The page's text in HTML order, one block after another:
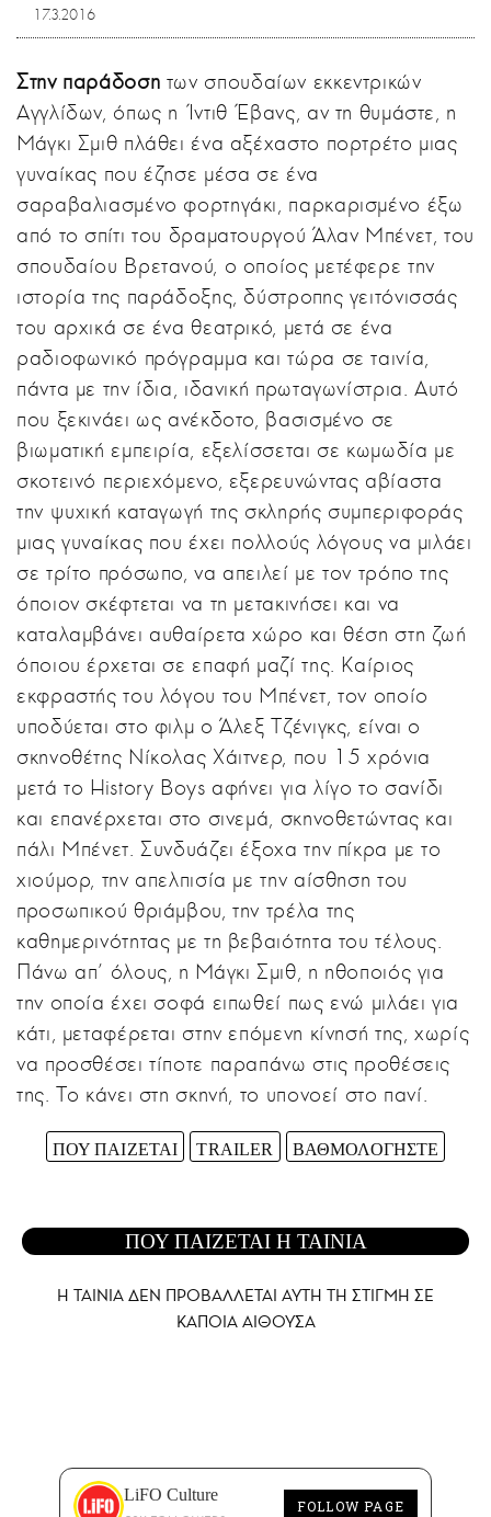
17.3.2016
Στην παράδοση των σπουδαίων εκκεντρικών
Αγγλίδων, όπως η Ίντιθ Έβανς, αν τη θυμάστε, η
Μάγκι Σμιθ πλάθει ένα αξέχαστο πορτρέτο μιας
γυναίκας που έζησε μέσα σε ένα
σαραβαλιασμένο φορτηγάκι, παρκαρισμένο έξω
από το σπίτι του δραματουργού Άλαν Μπένετ, του
σπουδαίου Βρετανού, ο οποίος μετέφερε την
ιστορία της παράδοξης, δύστροπης γειτόνισσάς
του αρχικά σε ένα θεατρικό, μετά σε ένα
ραδιοφωνικό πρόγραμμα και τώρα σε ταινία,
πάντα με την ίδια, ιδανική πρωταγωνίστρια. Αυτό
που ξεκινάει ως ανέκδοτο, βασισμένο σε
βιωματική εμπειρία, εξελίσσεται σε κωμωδία με
σκοτεινό περιεχόμενο, εξερευνώντας αβίαστα
την ψυχική καταγωγή της σκληρής συμπεριφοράς
μιας γυναίκας που έχει πολλούς λόγους να μιλάει
σε τρίτο πρόσωπο, να απειλεί με τον τρόπο της
όποιον σκέφτεται να τη μετακινήσει και να
καταλαμβάνει αυθαίρετα χώρο και θέση στη ζωή
όποιου έρχεται σε επαφή μαζί της. Καίριος
εκφραστής του λόγου του Μπένετ, τον οποίο
υποδύεται στο φιλμ ο Άλεξ Τζένιγκς, είναι ο
σκηνοθέτης Νίκολας Χάιτνερ, που 15 χρόνια
μετά το History Boys αφήνει για λίγο το σανίδι
και επανέρχεται στο σινεμά, σκηνοθετώντας και
πάλι Μπένετ. Συνδυάζει έξοχα την πίκρα με το
χιούμορ, την απελπισία με την αίσθηση του
προσωπικού θριάμβου, την τρέλα της
καθημερινότητας με τη βεβαιότητα του τέλους.
Πάνω απ' όλους, η Μάγκι Σμιθ, η ηθοποιός για
την οποία έχει σοφά ειπωθεί πως ενώ μιλάει για
κάτι, μεταφέρεται στην επόμενη κίνησή της, χωρίς
να προσθέσει τίποτε παραπάνω στις προθέσεις
της. Το κάνει στη σκηνή, το υπονοεί στο πανί.
ΠΟΥ ΠΑΙΖΕΤΑΙ TRAILER ΒΑΘΜΟΛΟΓΗΣΤΕ
ΠΟΥ ΠΑΙΖΕΤΑΙ Η ΤΑΙΝΙΑ
Η ΤΑΙΝΙΑ ΔΕΝ ΠΡΟΒΑΛΛΕΤΑΙ AYTH ΤΗ ΣΤΙΓΜΗ ΣΕ
ΚΑΠΟΙΑ ΑΙΘΟΥΣΑ
LiFO Culture
FOLLOW PAGE